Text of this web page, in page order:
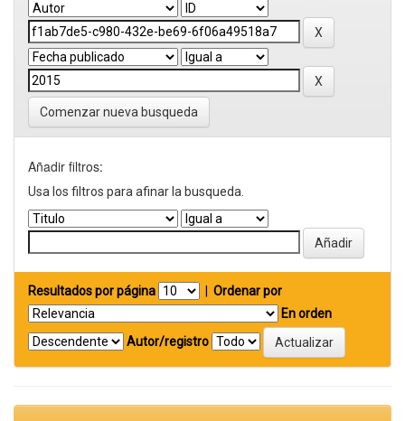
Comenzar nueva busqueda
Añadir filtros:
Usa los filtros para afinar la busqueda.
Resultados por página
Ordenar por
En orden
Autor/registro